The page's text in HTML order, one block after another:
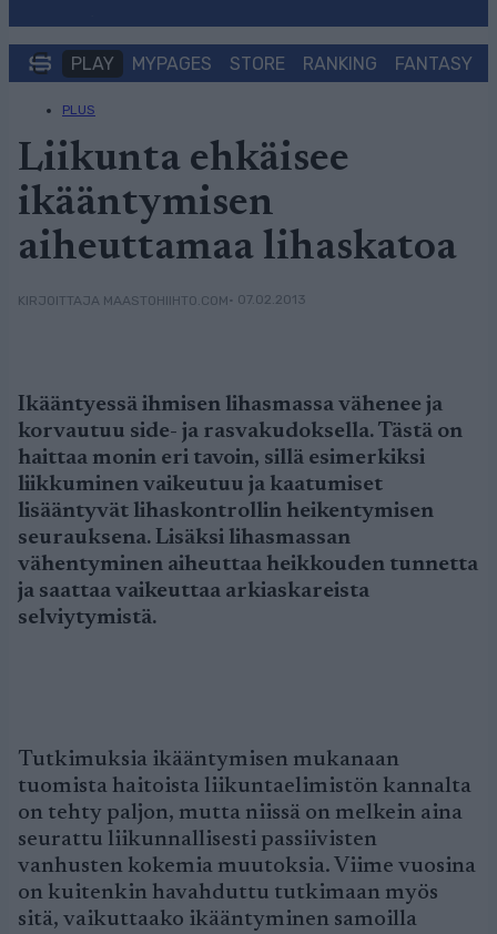
PLAY MYPAGES STORE RANKING FANTASY
PLUS
Liikunta ehkäisee
ikääntymisen
aiheuttamaa lihaskatoa
KIRJOITTAJA MAASTOHIIHTO.COM• 07.02.2013
Ikääntyessä ihmisen lihasmassa vähenee ja
korvautuu side- ja rasvakudoksella. Tästä on
haittaa monin eri tavoin, sillä esimerkiksi
liikkuminen vaikeutuu ja kaatumiset
lisääntyvät lihaskontrollin heikentymisen
seurauksena. Lisäksi lihasmassan
vähentyminen aiheuttaa heikkouden tunnetta
ja saattaa vaikeuttaa arkiaskareista
selviytymistä.
Tutkimuksia ikääntymisen mukanaan
tuomista haitoista liikuntaelimistön kannalta
on tehty paljon, mutta niissä on melkein aina
seurattu liikunnallisesti passiivisten
vanhusten kokemia muutoksia. Viime vuosina
on kuitenkin havahduttu tutkimaan myös
sitä, vaikuttaako ikääntyminen samoilla